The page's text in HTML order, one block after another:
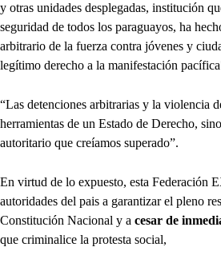
y otras unidades desplegadas, institución
seguridad de todos los paraguayos, ha
arbitrario de la fuerza contra jóvenes y
legítimo derecho a la manifestación
“Las detenciones arbitrarias y la violencia
herramientas de un Estado de Derecho,
autoritario que creíamos superado”.
En virtud de lo expuesto, esta Federación
autoridades del pais a garantizar el pleno
Constitución Nacional y a cesar de
que criminalice la protesta social,